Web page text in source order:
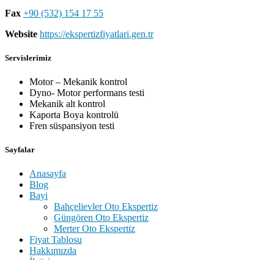
Fax +90 (532) 154 17 55
Website https://ekspertizfiyatlari.gen.tr
Servislerimiz
Motor – Mekanik kontrol
Dyno- Motor performans testi
Mekanik alt kontrol
Kaporta Boya kontrolü
Fren süspansiyon testi
Sayfalar
Anasayfa
Blog
Bayi
Bahçelievler Oto Ekspertiz
Güngören Oto Ekspertiz
Merter Oto Ekspertiz
Fiyat Tablosu
Hakkımızda